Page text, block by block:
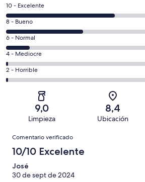
70
comentarios
de
un
total
de
136
con
puntuación
10 - Excelente
49
comentarios
de
un
total
de
puntuación
8 - Bueno
15
comentarios
de
un
total
puntuación
Normal
6 - Normal
1
comentarios
de
una
puntuación
4 - Mediocre
1
comentarios
136
una
puntuación
de
2 - Horrible
9,0
Limpieza
8,4
Ubicación
Comentarios
Comentario verificado
10/10 Excelente
José
30 de sept de 2024